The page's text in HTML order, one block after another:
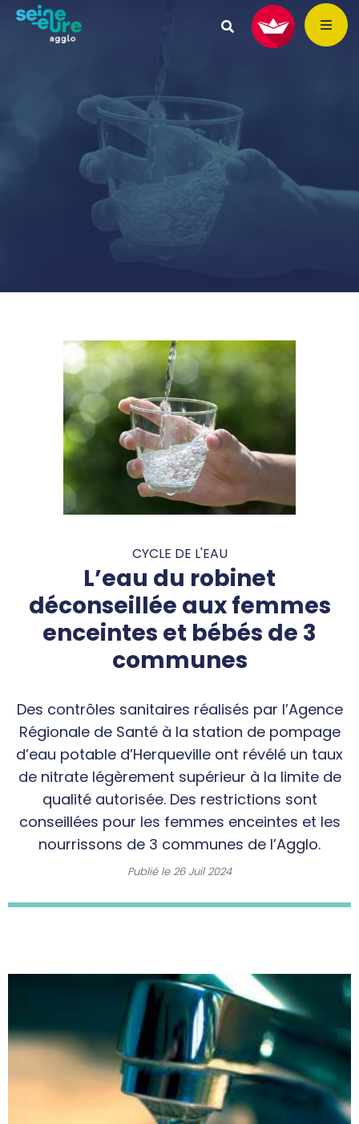
CYCLE DE L'EAU
L’eau du robinet
déconseillée aux femmes
enceintes et bébés de 3
communes
Des contrôles sanitaires réalisés par l’Agence
Régionale de Santé à la station de pompage
d’eau potable d’Herqueville ont révélé un taux
de nitrate légèrement supérieur à la limite de
qualité autorisée. Des restrictions sont
conseillées pour les femmes enceintes et les
nourrissons de 3 communes de l’Agglo.
Publié le26 Juil 2024